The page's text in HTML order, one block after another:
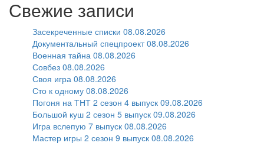
Свежие записи
Засекреченные списки 08.08.2026
Документальный спецпроект 08.08.2026
Военная тайна 08.08.2026
Совбез 08.08.2026
Своя игра 08.08.2026
Сто к одному 08.08.2026
Погоня на ТНТ 2 сезон 4 выпуск 09.08.2026
Большой куш 2 сезон 5 выпуск 09.08.2026
Игра вслепую 7 выпуск 08.08.2026
Мастер игры 2 сезон 9 выпуск 08.08.2026